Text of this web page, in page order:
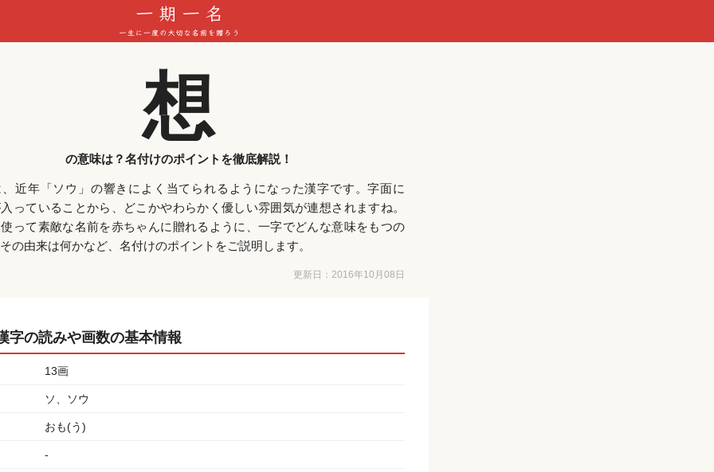
想
の意味は？名付けのポイントを徹底解説！
近年「ソウ」の響きによく当てられるようになった漢字です。字面に
っていることから、どこかやわらかく優しい雰囲気が連想されますね。
って素敵な名前を赤ちゃんに贈れるように、一字でどんな意味をもつの
の由来は何かなど、名付けのポイントをご説明します。
更新日： 2016年10月08日
字の読みや画数の基本情報
13画
ソ、ソウ
おも(う)
-